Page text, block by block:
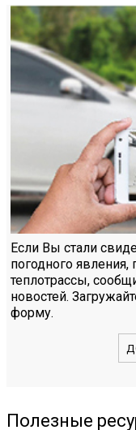
Если Вы стали
погодного
теплотрассы,
новостей.
форму.
Полезные